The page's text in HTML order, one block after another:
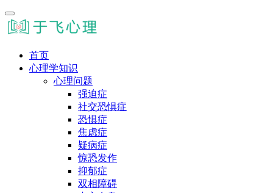
首页
心理学知识
心理问题
强迫症
社交恐惧症
恐惧症
焦虑症
疑病症
惊恐发作
抑郁症
双相障碍